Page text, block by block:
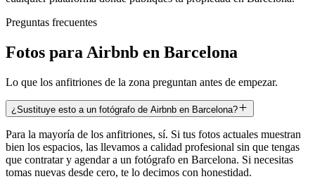
Preguntas frecuentes
Fotos para Airbnb en Barcelona
Lo que los anfitriones de la zona preguntan antes de empezar.
¿Sustituye esto a un fotógrafo de Airbnb en Barcelona?
Para la mayoría de los anfitriones, sí. Si tus fotos actuales muestran
bien los espacios, las llevamos a calidad profesional sin que tengas
que contratar y agendar a un fotógrafo en Barcelona. Si necesitas
tomas nuevas desde cero, te lo decimos con honestidad.